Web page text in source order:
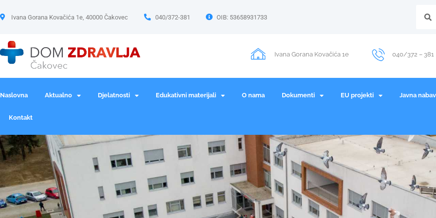
Ivana Gorana Kovačića 1e, 40000 Čakovec 040/372-381 OIB: 53658931733
Ivana Gorana Kovačića 1e 040/372 – 381
Naslovna Aktualno Djelatnosti Edukativni materijali O nama Dokumenti EU projekti Javna
Kontakt